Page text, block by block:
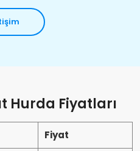
Hurda Fiyatları
Fiyat